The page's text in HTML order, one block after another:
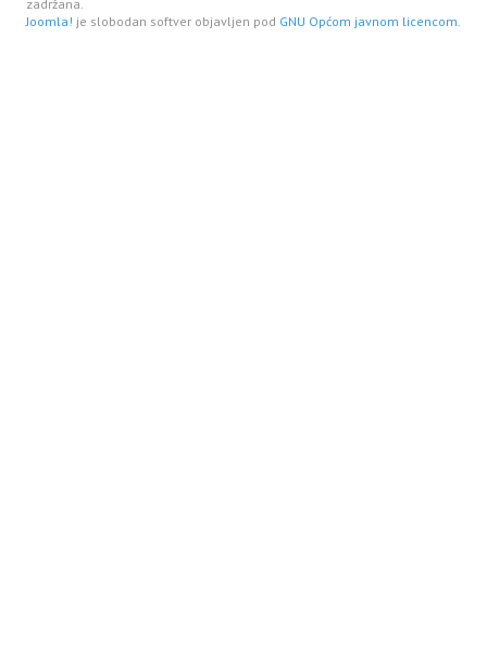
zadržana.
Joomla! je slobodan softver objavljen pod GNU Općom javnom licencom.